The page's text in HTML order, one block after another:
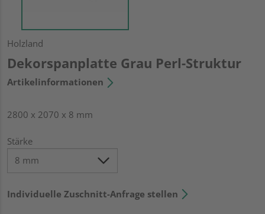
Holzland
Dekorspanplatte Grau Perl-Struktur
Artikelinformationen
2800 x 2070 x 8 mm
Stärke
Individuelle Zuschnitt-Anfrage stellen